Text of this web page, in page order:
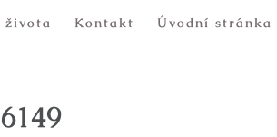
života Kontakt Úvodní stránka